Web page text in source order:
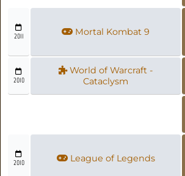
2011 Mortal Kombat 9
2010
World of Warcraft -
Cataclysm
2010 League of Legends